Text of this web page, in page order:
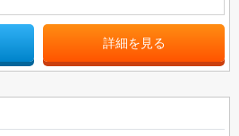
詳細を見る